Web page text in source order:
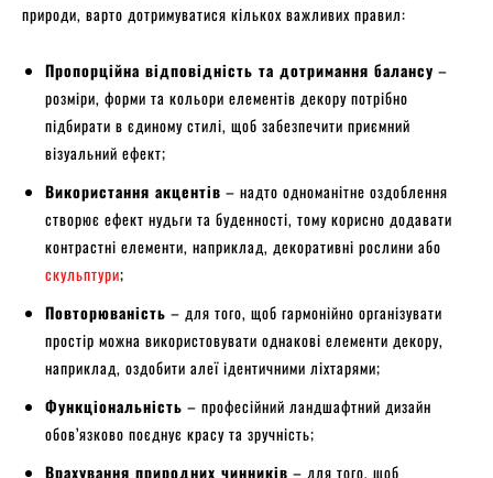
природи, варто дотримуватися кількох важливих правил:
Пропорційна відповідність та дотримання балансу –
розміри, форми та кольори елементів декору потрібно
підбирати в єдиному стилі, щоб забезпечити приємний
візуальний ефект;
Використання акцентів – надто одноманітне оздоблення
створює ефект нудьги та буденності, тому корисно додавати
контрастні елементи, наприклад, декоративні рослини або
скульптури;
Повторюваність – для того, щоб гармонійно організувати
простір можна використовувати однакові елементи декору,
наприклад, оздобити алеї ідентичними ліхтарями;
Функціональність – професійний ландшафтний дизайн
обов’язково поєднує красу та зручність;
Врахування природних чинників – для того, щоб